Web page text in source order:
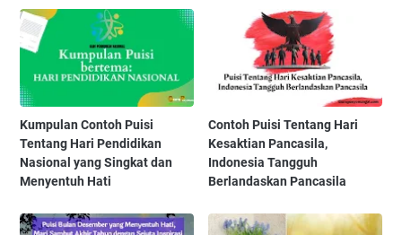
Kumpulan Contoh Puisi
Tentang Hari Pendidikan
Nasional yang Singkat dan
Menyentuh Hati
Contoh Puisi Tentang Hari
Kesaktian Pancasila,
Indonesia Tangguh
Berlandaskan Pancasila